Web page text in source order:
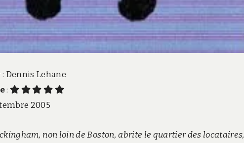
: Dennis Lehane
:
2005
non loin de Boston, abrite le quartier des locataires,